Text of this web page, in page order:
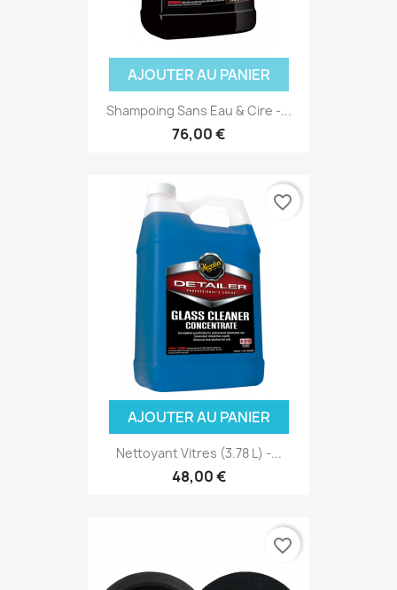
AJOUTER AU PANIER
Shampoing Sans Eau & Cire -...
76,00 €
AJOUTER AU PANIER
Nettoyant Vitres (3.78 L) -...
48,00 €
favorite_border
favorite_border